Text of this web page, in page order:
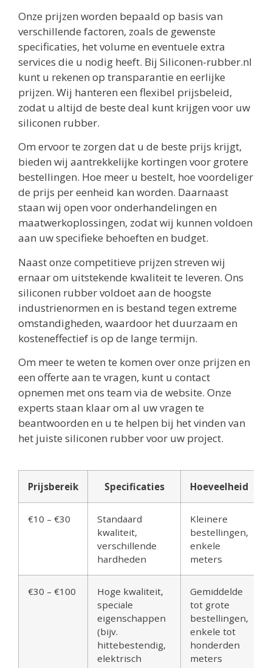
Onze prijzen worden bepaald op basis van
verschillende factoren, zoals de gewenste
specificaties, het volume en eventuele extra
services die u nodig heeft. Bij Siliconen-rubber.nl
kunt u rekenen op transparantie en eerlijke
prijzen. Wij hanteren een flexibel prijsbeleid,
zodat u altijd de beste deal kunt krijgen voor uw
siliconen rubber.
Om ervoor te zorgen dat u de beste prijs krijgt,
bieden wij aantrekkelijke kortingen voor grotere
bestellingen. Hoe meer u bestelt, hoe voordeliger
de prijs per eenheid kan worden. Daarnaast
staan wij open voor onderhandelingen en
maatwerkoplossingen, zodat wij kunnen voldoen
aan uw specifieke behoeften en budget.
Naast onze competitieve prijzen streven wij
ernaar om uitstekende kwaliteit te leveren. Ons
siliconen rubber voldoet aan de hoogste
industrienormen en is bestand tegen extreme
omstandigheden, waardoor het duurzaam en
kosteneffectief is op de lange termijn.
Om meer te weten te komen over onze prijzen en
een offerte aan te vragen, kunt u contact
opnemen met ons team via de website. Onze
experts staan klaar om al uw vragen te
beantwoorden en u te helpen bij het vinden van
het juiste siliconen rubber voor uw project.
Prijsbereik Specificaties Hoeveelheid
€10 – €30
Standaard
kwaliteit,
verschillende
hardheden
Kleinere
bestellingen,
enkele
meters
€30 – €100
Hoge kwaliteit,
speciale
eigenschappen
(bijv.
hittebestendig,
elektrisch
Gemiddelde
tot grote
bestellingen,
enkele tot
honderden
meters